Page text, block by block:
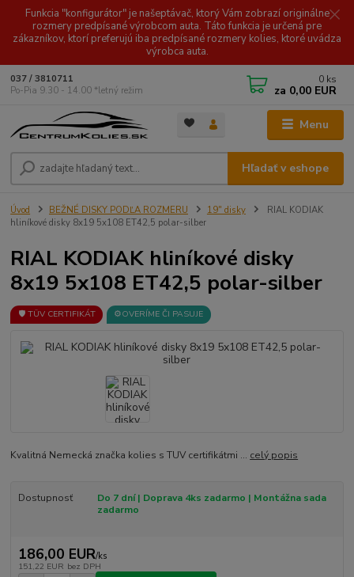
Funkcia "konfigurátor" je našeptávač, ktorý Vám zobrazí originálne
rozmery predpísané výrobcom auta. Táto funkcia je určená pre
zákazníkov, ktorí preferujú iba predpísané rozmery kolies, ktoré uvádza
výrobca auta.
Menu
Hľadať v eshope
037 / 3810711
Po-Pia 9.30 - 14.00 *letný režim
0 ks
za 0,00 EUR
Úvod BEŽNÉ DISKY PODĽA ROZMERU 19" disky
RIAL KODIAK
hliníkové disky 8x19 5x108 ET42,5 polar-silber
RIAL KODIAK hliníkové disky
8x19 5x108 ET42,5 polar-silber
🛡️ TÜV CERTIFIKÁT ⚙️OVERÍME ČI PASUJE
Kvalitná Nemecká značka kolies s TUV certifikátmi ... celý popis
Dostupnosť
Do 7 dní | Doprava 4ks zadarmo | Montážna sada
zadarmo
186,00 EUR/ks
151,22 EUR bez DPH